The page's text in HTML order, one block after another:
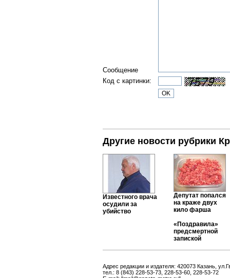
Сообщение
Код с картинки:
Другие новости рубрики
Известного врача
осудили за
убийство
Депутат попался
на краже двух
кило фарша
«Поздравила»
предсмертной
запиской
Адрес редакции и издателя: 420073 Казань,
тел.: 8 (843) 228-53-73, 228-53-60, 228-53-72